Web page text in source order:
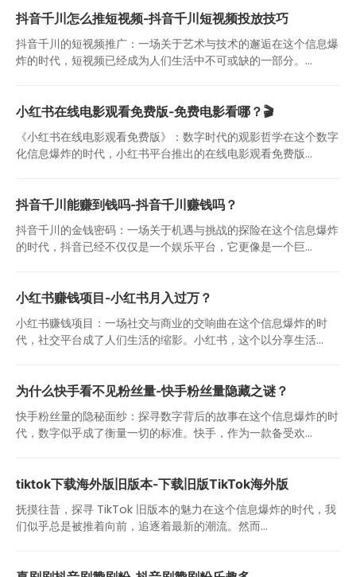
抖音千川怎么推短视频-抖音千川短视频投放技巧
抖音千川的短视频推广：一场关于艺术与技术的邂逅在这个信息爆
炸的时代，短视频已经成为人们生活中不可或缺的一部分。...
小红书在线电影观看免费版-免费电影看哪？🎬
《小红书在线电影观看免费版》：数字时代的观影哲学在这个数字
化信息爆炸的时代，小红书平台推出的在线电影观看免费版...
抖音千川能赚到钱吗-抖音千川赚钱吗？
抖音千川的金钱密码：一场关于机遇与挑战的探险在这个信息爆炸
的时代，抖音已经不仅仅是一个娱乐平台，它更像是一个巨...
小红书赚钱项目-小红书月入过万？
小红书赚钱项目：一场社交与商业的交响曲在这个信息爆炸的时
代，社交平台成了人们生活的缩影。小红书，这个以分享生活...
为什么快手看不见粉丝量-快手粉丝量隐藏之谜？
快手粉丝量的隐秘面纱：探寻数字背后的故事在这个信息爆炸的时
代，数字似乎成了衡量一切的标准。快手，作为一款备受欢...
tiktok下载海外版旧版本-下载旧版TikTok海外版
抚摸往昔，探寻 TikTok 旧版本的魅力在这个信息爆炸的时代，我
们似乎总是被推着向前，追逐着最新的潮流。然而...